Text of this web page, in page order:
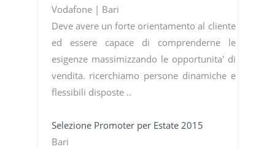
Vodafone | Bari
Deve avere un forte orientamento al cliente
ed essere capace di comprenderne le
esigenze massimizzando le opportunita' di
vendita. ricerchiamo persone dinamiche e
flessibili disposte ..
Selezione Promoter per Estate 2015
Bari